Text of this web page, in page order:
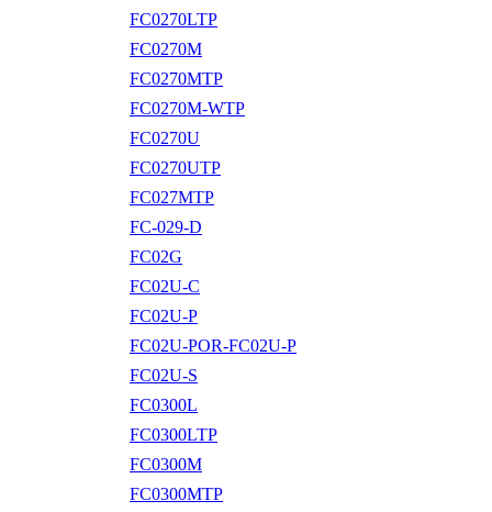
FC0270LTP
FC0270M
FC0270MTP
FC0270M-WTP
FC0270U
FC0270UTP
FC027MTP
FC-029-D
FC02G
FC02U-C
FC02U-P
FC02U-POR-FC02U-P
FC02U-S
FC0300L
FC0300LTP
FC0300M
FC0300MTP